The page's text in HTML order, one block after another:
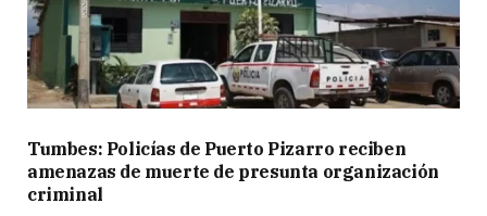
Tumbes: Policías de Puerto Pizarro reciben
amenazas de muerte de presunta organización
criminal